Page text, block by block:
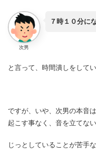
次男
７時１０分に
と言って、時間潰しをしてい
ですが、いや、次男の本音
起こす事なく、音を立てな
じっとしていることが苦手